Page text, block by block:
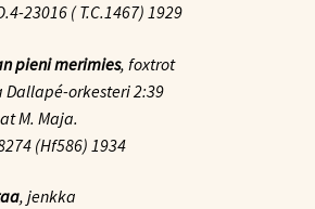
23016 ( T.C.1467) 1929
pieni merimies, foxtrot
Dallapé-orkesteri 2:39
M. Maja.
(Hf586) 1934
, jenkka